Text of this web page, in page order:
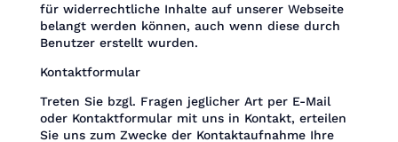
für widerrechtliche Inhalte auf unserer Webseite
belangt werden können, auch wenn diese durch
Benutzer erstellt wurden.
Kontaktformular
Treten Sie bzgl. Fragen jeglicher Art per E-Mail
oder Kontaktformular mit uns in Kontakt, erteilen
Sie uns zum Zwecke der Kontaktaufnahme Ihre